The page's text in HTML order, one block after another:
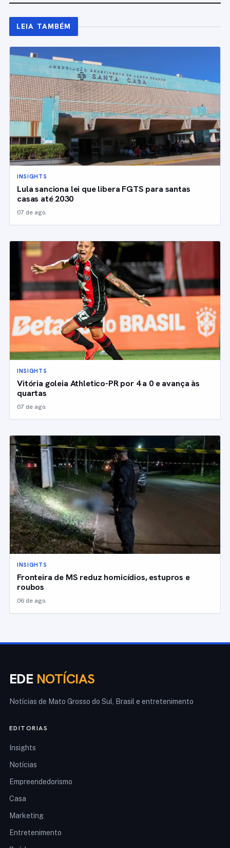
LEIA TAMBÉM
INSIGHTS
Lula sanciona lei que libera FGTS para santas
casas até 2030
07 de ago.
INSIGHTS
Vitória goleia Athletico-PR por 4 a 0 e avança às
quartas
07 de ago.
INSIGHTS
Fronteira de MS reduz homicídios, estupros e
roubos
06 de ago.
EDE NOTÍCIAS
Notícias de Mato Grosso do Sul, Brasil e entretenimento
EDITORIAS
Insights
Notícias
Empreendedorismo
Casa
Marketing
Entretenimento